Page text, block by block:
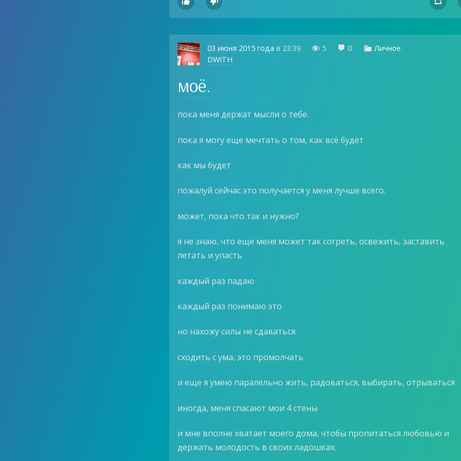
03 июня 2015 года в 23:39  5  0  Личное
DWITH
моё.
пока меня держат мысли о тебе.
пока я могу еще мечтать о том, как всё будет
как мы будет
пожалуй сейчас это получается у меня лучше всего.
может, пока что так и нужно?
я не знаю, что еще меня может так согреть, освежить, заставить
летать и упасть
каждый раз падаю
каждый раз понимаю это
но нахожу силы не сдаваться.
сходить с ума, это промолчать
и еще я умею паралельно жить, радоваться, выбирать, отрываться
иногда, меня спасают мои 4 стены
и мне вполне хватает моего дома, чтобы пропитаться любовью и
держать молодость в своих ладошках.